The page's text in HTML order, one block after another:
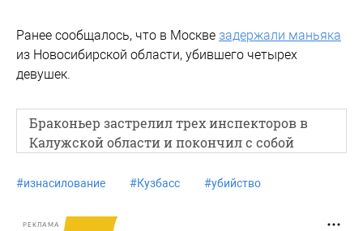
Ранее сообщалось, что в Москве задержали маньяка
из Новосибирской области, убившего четырех
девушек.
Браконьер застрелил трех инспекторов в
Калужской области и покончил с собой
#изнасилование #Кузбасс #убийство
РЕКЛАМА